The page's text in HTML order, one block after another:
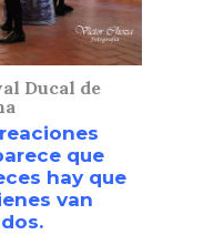
Ducal de
que
hay que
van